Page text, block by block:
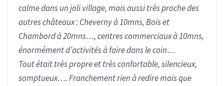
calme dans un joli village, mais aussi très proche des
autres châteaux : Cheverny à 10mns, Bois et
Chambord à 20mns…, centres commerciaux à 10mns,
énormément d’activités à faire dans le coin…
Tout était très propre et très confortable, silencieux,
somptueux…. Franchement rien à redire mais que